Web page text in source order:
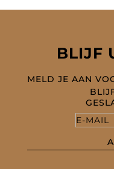
BLIJF
MELD JE AAN